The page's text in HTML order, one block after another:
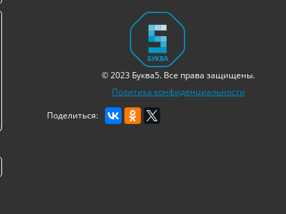
© 2023 Буква5. Все права защищены.
Политика конфиденциальности
Поделиться: